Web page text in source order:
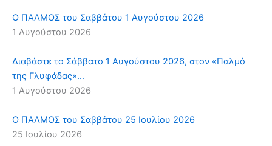
Ο ΠΑΛΜΟΣ του Σαββάτου 1 Αυγούστου 2026
1 Αυγούστου 2026
Διαβάστε το Σάββατο 1 Αυγούστου 2026, στον «Παλμό
της Γλυφάδας»…
1 Αυγούστου 2026
Ο ΠΑΛΜΟΣ του Σαββάτου 25 Ιουλίου 2026
25 Ιουλίου 2026